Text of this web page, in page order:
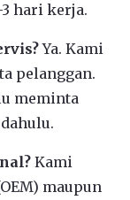
hari kerja.
Ya. Kami
pelanggan.
meminta
Kami
maupun